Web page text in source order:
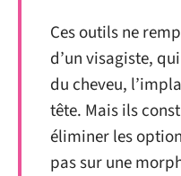
Ces outils ne
d’un visagiste,
du cheveu,
tête. Mais ils
éliminer les
pas sur une